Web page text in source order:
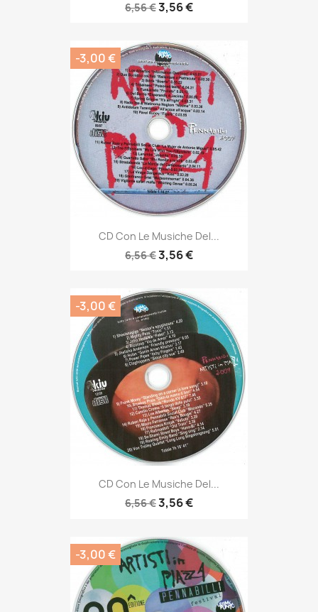
6,56 €3,56 €
CD Con Le Musiche Del...
6,56 €3,56 €
-3,00 €
CD Con Le Musiche Del...
6,56 €3,56 €
-3,00 €
-3,00 €